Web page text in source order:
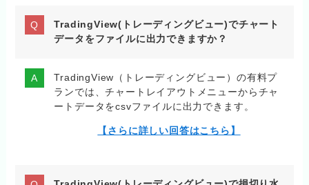
TradingView(トレーディングビュー)でチャート
データをファイルに出力できますか？
TradingView（トレーディングビュー）の有料プ
ランでは、チャートレイアウトメニューからチャ
ートデータをcsvファイルに出力できます。
【さらに詳しい回答はこちら】